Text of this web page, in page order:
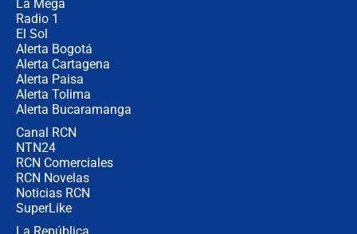
La Mega
Radio 1
El Sol
Alerta Bogotá
Alerta Cartagena
Alerta Paisa
Alerta Tolima
Alerta Bucaramanga
Canal RCN
NTN24
RCN Comerciales
RCN Novelas
Noticias RCN
SuperLike